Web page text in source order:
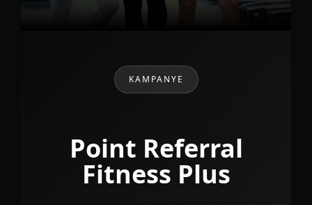
KAMPANYE
Free Trial
Fitness Plus